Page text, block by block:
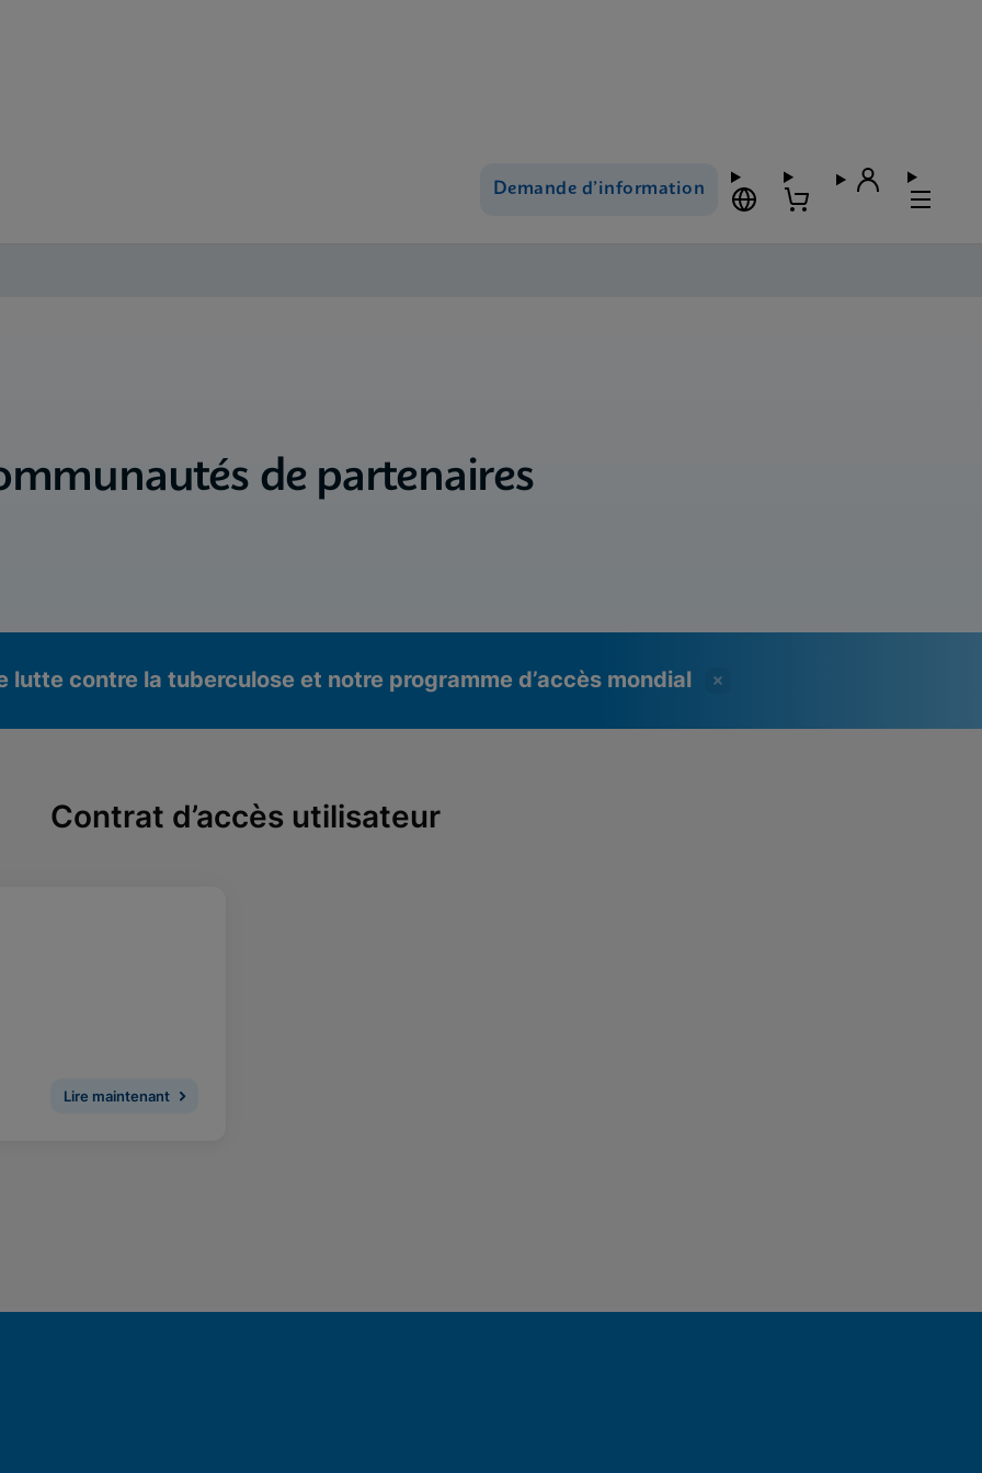
Demande d’information
de partenaires
lutte contre la tuberculose et notre programme d’accès mondial
Contrat d’accès utilisateur
Lire maintenant